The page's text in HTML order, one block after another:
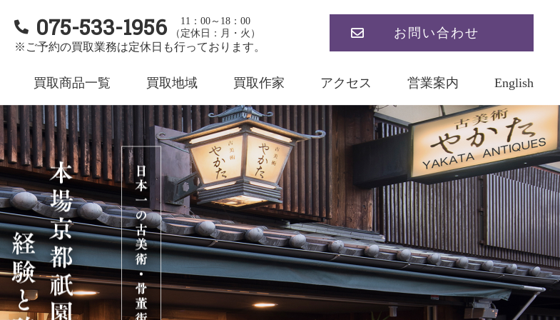
075-533-1956
11：00～18：00
（定休日：月・火）
※ご予約の買取業務は定休日も行っております。
お問い合わせ
買取商品一覧 買取地域 買取作家 アクセス 営業案内 English